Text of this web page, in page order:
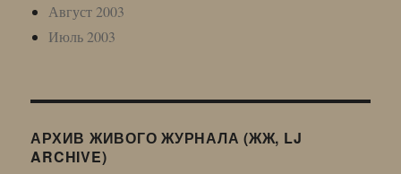
Август 2003
Июль 2003
АРХИВ ЖИВОГО ЖУРНАЛА (ЖЖ, LJ
ARCHIVE)